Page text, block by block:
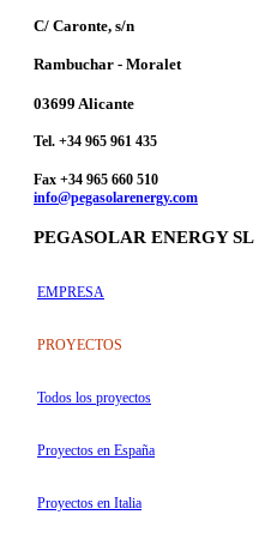
C/ Caronte, s/n
Rambuchar - Moralet
03699 Alicante
Tel. +34 965 961 435
Fax +34 965 660 510
info@pegasolarenergy.com
PEGASOLAR ENERGY SL
EMPRESA
PROYECTOS
Todos los proyectos
Proyectos en España
Proyectos en Italia